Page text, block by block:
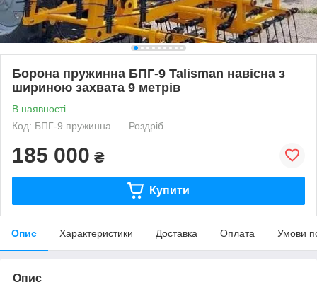
Борона пружинна БПГ-9 Talisman навісна з
шириною захвата 9 метрів
В наявності
Код: БПГ-9 пружинна
Роздріб
185 000 ₴
Купити
Опис Характеристики Доставка Оплата Умови
Опис